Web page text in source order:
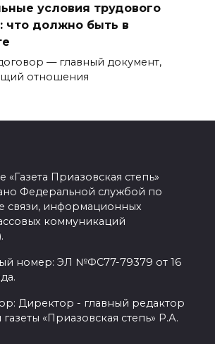
условия трудового
что должно быть в
— главный документ,
отношения
«Газета Приазовская степь»
Федеральной службой по
связи, информационных
коммуникаций
номер: ЭЛ №ФС77-79379 от 16
Директор - главный редактор
«Приазовская степь» Р.А.